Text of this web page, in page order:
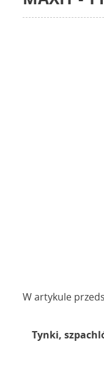
W artykule
Tynki,